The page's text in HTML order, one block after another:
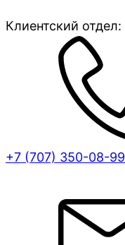
Клиентский отдел:
+7 (707) 350-08-99